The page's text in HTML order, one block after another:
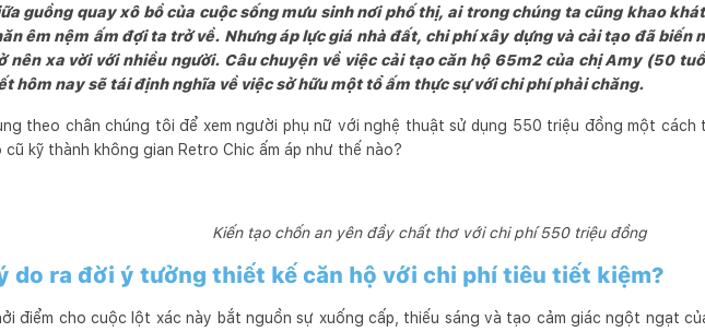
guồng quay xô bồ của cuộc sống mưu sinh nơi phố thị, ai trong chúng ta cũng khao
êm nệm ấm đợi ta trở về. Nhưng áp lực giá nhà đất, chi phí xây dựng và cải tạo đã biến
nên xa vời với nhiều người. Câu chuyện về việc cải tạo căn hộ 65m2 của chị Amy (50
hôm nay sẽ tái định nghĩa về việc sở hữu một tổ ấm thực sự với chi phí phải chăng.
theo chân chúng tôi để xem người phụ nữ với nghệ thuật sử dụng 550 triệu đồng một cách
cũ kỹ thành không gian Retro Chic ấm áp như thế nào?
Kiến tạo chốn an yên đầy chất thơ với chi phí 550 triệu đồng
do ra đời ý tưởng thiết kế căn hộ với chi phí tiêu tiết kiệm?
điểm cho cuộc lột xác này bắt nguồn sự xuống cấp, thiếu sáng và tạo cảm giác ngột ngạt